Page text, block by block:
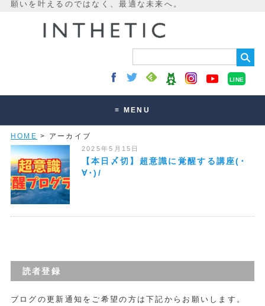
LINE
≡ MENU
講座・セッション
HOME > アーカイブ
2025年5月15日
【本日〆切】超意識に覚醒する講座(･
∀･)/
読者登録
ブログの更新通知をご希望の方は下記からお願いします。